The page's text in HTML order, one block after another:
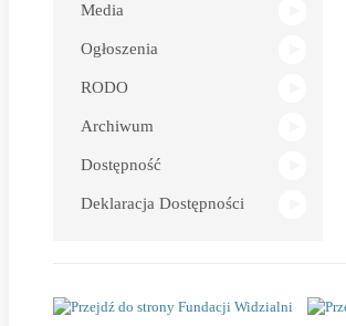
Media
Ogłoszenia
RODO
Archiwum
Dostępność
Deklaracja Dostępności